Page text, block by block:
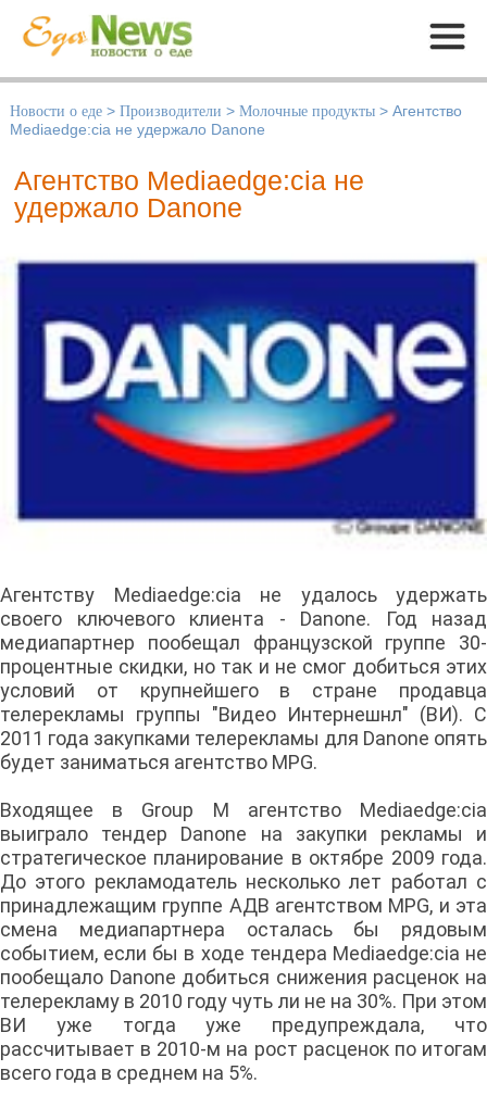
Меню
Новости о еде > Производители > Молочные продукты > Агентство
Mediaedge:cia не удержало Danone
Агентство Mediaedge:cia не
удержало Danone
Агентству Mediaedge:cia не удалось удержать
своего ключевого клиента - Danone. Год назад
медиапартнер пообещал французской группе 30-
процентные скидки, но так и не смог добиться этих
условий от крупнейшего в стране продавца
телерекламы группы "Видео Интернешнл" (ВИ). С
2011 года закупками телерекламы для Danone опять
будет заниматься агентство MPG.
Входящее в Group M агентство Mediaedge:cia
выиграло тендер Danone на закупки рекламы и
стратегическое планирование в октябре 2009 года.
До этого рекламодатель несколько лет работал с
принадлежащим группе АДВ агентством MPG, и эта
смена медиапартнера осталась бы рядовым
событием, если бы в ходе тендера Mediaedge:cia не
пообещало Danone добиться снижения расценок на
телерекламу в 2010 году чуть ли не на 30%. При этом
ВИ уже тогда уже предупреждала, что
рассчитывает в 2010-м на рост расценок по итогам
всего года в среднем на 5%.